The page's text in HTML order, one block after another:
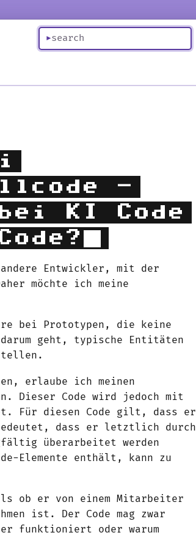
-
KI Code
Entwickler, mit der
möchte ich meine
bei Prototypen, die keine
geht, typische Entitäten
erlaube ich meinen
Dieser Code wird jedoch mit
Für diesen Code gilt, dass er
bedeutet, dass er letztlich durch
überarbeitet werden
Elemente enthält, kann zu
ob er von einem Mitarbeiter
ist. Der Code mag zwar
funktioniert oder warum